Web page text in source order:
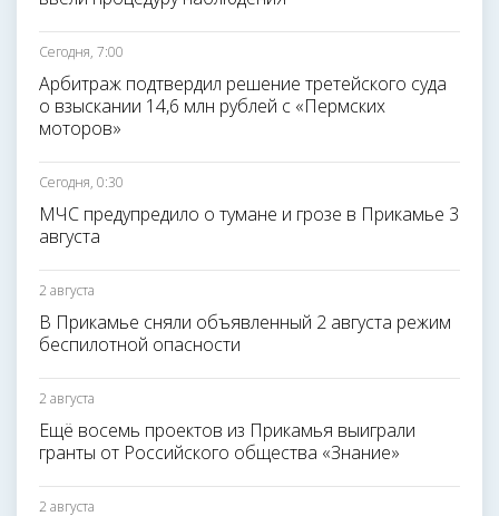
Сегодня, 7:00
Арбитраж подтвердил решение третейского суда
о взыскании 14,6 млн рублей с «Пермских
моторов»
Сегодня, 0:30
МЧС предупредило о тумане и грозе в Прикамье 3
августа
2 августа
В Прикамье сняли объявленный 2 августа режим
беспилотной опасности
2 августа
Ещё восемь проектов из Прикамья выиграли
гранты от Российского общества «Знание»
2 августа